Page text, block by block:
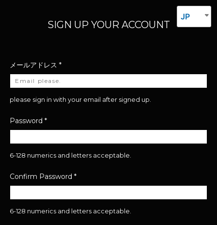
JP
SIGN UP YOUR ACCOUNT
メールアドレス *
please sign in with your email after signed up.
Password *
6-128 numerics and letters acceptable.
Confirm Password *
6-128 numerics and letters acceptable.